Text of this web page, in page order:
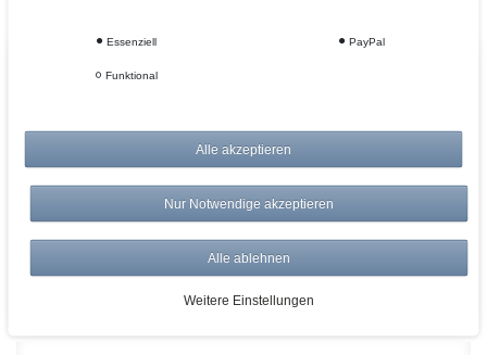
Vom Profi für Profis - Ihre Vorteile
Versandkostenfrei ab 150€
Risikolos: 14 Tage Rückgabe
Über 20.000 Artikel
Schnelle Lieferung
Essenziell PayPal
Funktional
Alle akzeptieren
Nur Notwendige akzeptieren
Alle ablehnen
Weitere Einstellungen